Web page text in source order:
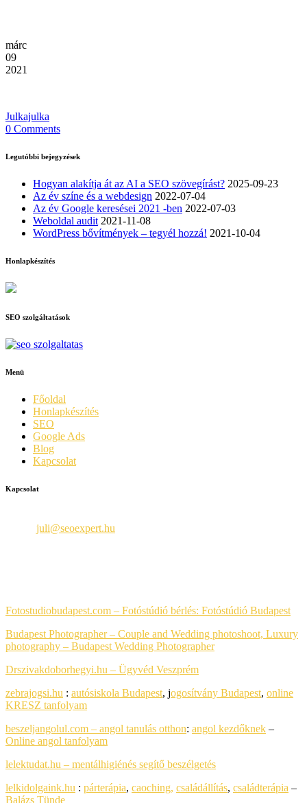
márc
09
2021
Julkajulka
0 Comments
Legutóbbi bejegyzések
Hogyan alakítja át az AI a SEO szövegírást? 2025-09-23
Az év színe és a webdesign 2022-07-04
Az év Google keresései 2021 -ben 2022-07-03
Weboldal audit 2021-11-08
WordPress bővítmények – tegyél hozzá! 2021-10-04
Honlapkészítés
SEO szolgáltatások
Menü
Főoldal
Honlapkészítés
SEO
Google Ads
Blog
Kapcsolat
Kapcsolat
juli@seoexpert.hu
Fotostudiobudapest.com – Fotóstúdió bérlés: Fotóstúdió Budapest
Budapest Photographer – Couple and Wedding photoshoot, Luxury
photography – Budapest Wedding Photographer
Drszivakdoborhegyi.hu – Ügyvéd Veszprém
zebrajogsi.hu : autósiskola Budapest, jogosítvány Budapest, online
KRESZ tanfolyam
beszeljangolul.com – angol tanulás otthon: angol kezdőknek –
Online angol tanfolyam
lelektudat.hu – mentálhigiénés segítő beszélgetés
lelkidolgaink.hu : párterápia, caoching, családállítás, családterápia –
Balázs Tünde